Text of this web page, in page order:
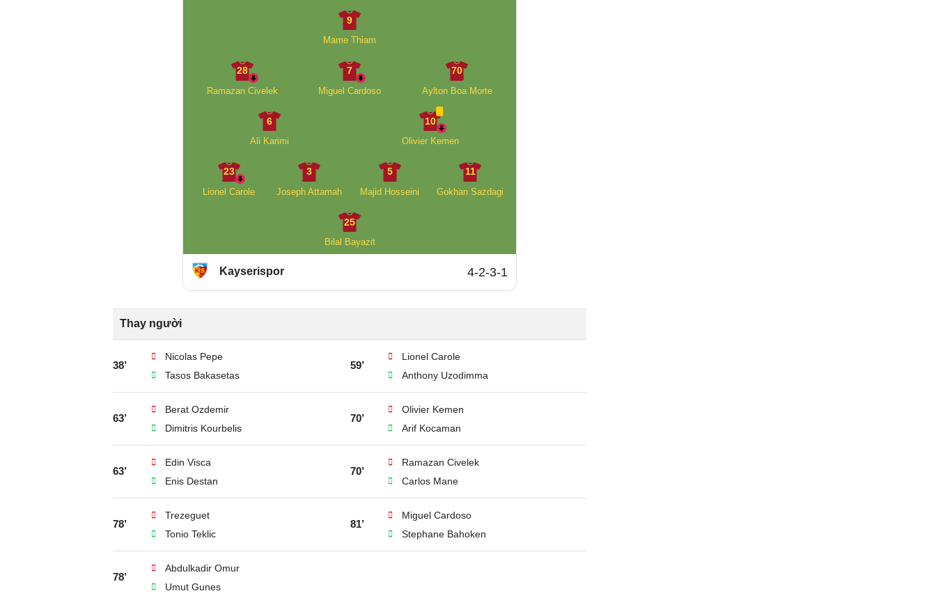
9
Mame Thiam
28
Ramazan Civelek
7
Miguel Cardoso
70
Aylton Boa Morte
6
Ali Karimi
10
Olivier Kemen
23
Lionel Carole
3
Joseph Attamah
5
Majid Hosseini
11
Gokhan Sazdagi
25
Bilal Bayazit
Kayserispor 4-2-3-1
Thay người
38’
Nicolas Pepe
Tasos Bakasetas
59’
Lionel Carole
Anthony Uzodimma
63’
Berat Ozdemir
Dimitris Kourbelis
70’
Olivier Kemen
Arif Kocaman
63’
Edin Visca
Enis Destan
70’
Ramazan Civelek
Carlos Mane
78’
Trezeguet
Tonio Teklic
81’
Miguel Cardoso
Stephane Bahoken
78’
Abdulkadir Omur
Umut Gunes